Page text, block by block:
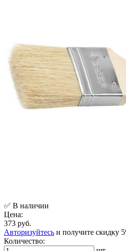
✅ В наличии
Цена:
373 руб.
Авторизуйтесь и получите скидку
Количество: